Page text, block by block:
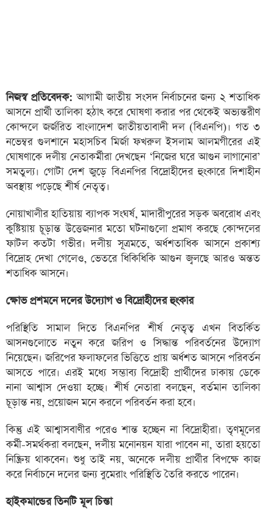
নিজস্ব প্রতিবেদক: আগামী জাতীয় সংসদ নির্বাচনের জন্য ২ শতাধিক
আসনে প্রার্থী তালিকা হঠাৎ করে ঘোষণা করার পর থেকেই অভ্যন্তরীণ
কোন্দলে জর্জরিত বাংলাদেশ জাতীয়তাবাদী দল (বিএনপি)। গত ৩
নভেম্বর গুলশানে মহাসচিব মির্জা ফখরুল ইসলাম আলমগীরের এই
ঘোষণাকে দলীয় নেতাকর্মীরা দেখছেন ‘নিজের ঘরে আগুন লাগানোর’
সমতুল্য। গোটা দেশ জুড়ে বিএনপির বিদ্রোহীদের হুংকারে দিশাহীন
অবস্থায় পড়েছে শীর্ষ নেতৃত্ব।
নোয়াখালীর হাতিয়ায় ব্যাপক সংঘর্ষ, মাদারীপুরের সড়ক অবরোধ এবং
কুষ্টিয়ায় চূড়ান্ত উত্তেজনার মতো ঘটনাগুলো প্রমাণ করছে কোন্দলের
ফাটল কতটা গভীর। দলীয় সূত্রমতে, অর্ধশতাধিক আসনে প্রকাশ্য
বিদ্রোহ দেখা গেলেও, ভেতরে ধিকিধিকি আগুন জ্বলছে আরও অন্তত
শতাধিক আসনে।
ক্ষোভ প্রশমনে দলের উদ্যোগ ও বিদ্রোহীদের হুংকার
পরিস্থিতি সামাল দিতে বিএনপির শীর্ষ নেতৃত্ব এখন বিতর্কিত
আসনগুলোতে নতুন করে জরিপ ও সিদ্ধান্ত পরিবর্তনের উদ্যোগ
নিয়েছেন। জরিপের ফলাফলের ভিত্তিতে প্রায় অর্ধশত আসনে পরিবর্তন
আসতে পারে। এরই মধ্যে সম্ভাব্য বিদ্রোহী প্রার্থীদের ঢাকায় ডেকে
নানা আশ্বাস দেওয়া হচ্ছে। শীর্ষ নেতারা বলছেন, বর্তমান তালিকা
চূড়ান্ত নয়, প্রয়োজন মনে করলে পরিবর্তন করা হবে।
কিন্তু এই আশ্বাসবাণীর পরেও শান্ত হচ্ছেন না বিদ্রোহীরা। তৃণমূলের
কর্মী-সমর্থকরা বলছেন, দলীয় মনোনয়ন যারা পাবেন না, তারা হয়তো
নিষ্ক্রিয় থাকবেন। শুধু তাই নয়, অনেকে দলীয় প্রার্থীর বিপক্ষে কাজ
করে নির্বাচনে দলের জন্য বুমেরাং পরিস্থিতি তৈরি করতে পারেন।
হাইকমান্ডের তিনটি মূল চিন্তা